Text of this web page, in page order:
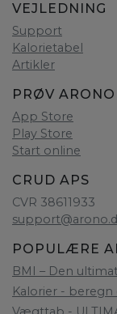
VEJLEDNING
Support
Kalorietabel
Artikler
PRØV ARONO
App Store
Play Store
Start online
CRUD APS
CVR 38611933
POPULÆRE
BMI – Den
Kalorier -